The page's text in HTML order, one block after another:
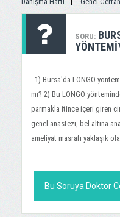
SORU:
. 1) Bursa'da LONGO
mı? 2) Bu LONGO
parmakla itince içeri giren
genel anastezi, bel altına
ameliyat masrafı yaklaşık
Bu Soruya Doktor